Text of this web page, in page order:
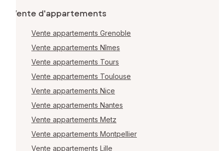
Vente d'appartements
Vente appartements Grenoble
Vente appartements Nîmes
Vente appartements Tours
Vente appartements Toulouse
Vente appartements Nice
Vente appartements Nantes
Vente appartements Metz
Vente appartements Montpellier
Vente appartements Lille